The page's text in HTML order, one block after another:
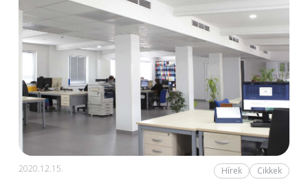
2020.12.15. Hírek Cikkek